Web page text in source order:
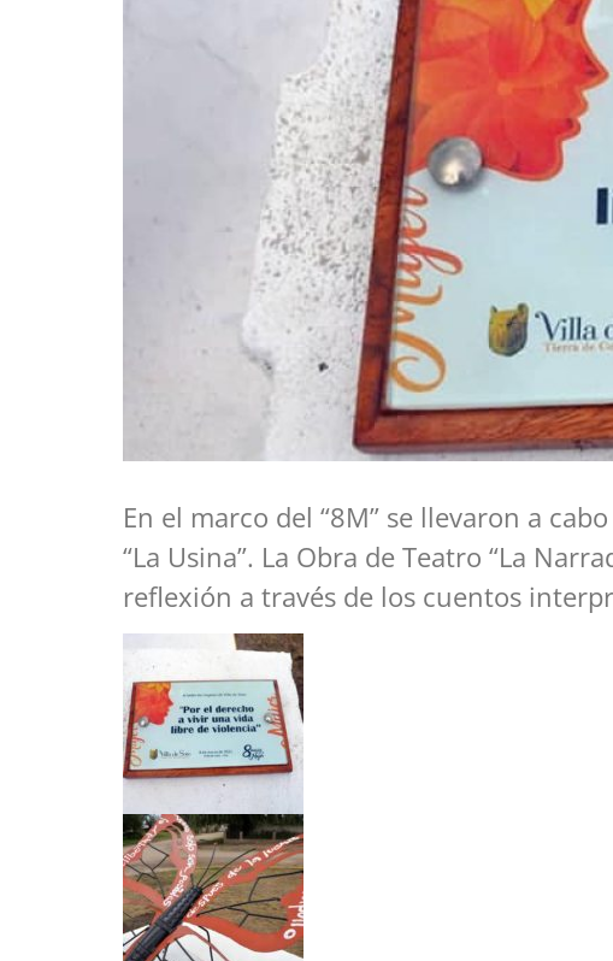
En el marco del “8M” se llevaron a
“La Usina”. La Obra de Teatro “La
reflexión a través de los cuentos